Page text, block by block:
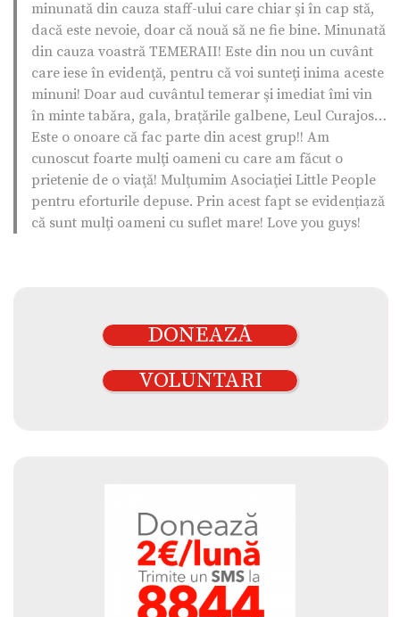
minunată din cauza staff-ului care chiar şi în cap stă,
dacă este nevoie, doar că nouă să ne fie bine. Minunată
din cauza voastră TEMERAII! Este din nou un cuvânt
care iese în evidenţă, pentru că voi sunteţi inima aceste
minuni! Doar aud cuvântul temerar şi imediat îmi vin
în minte tabăra, gala, braţările galbene, Leul Curajos…
Este o onoare că fac parte din acest grup!! Am
cunoscut foarte mulţi oameni cu care am făcut o
prietenie de o viaţă! Mulţumim Asociaţiei Little People
pentru eforturile depuse. Prin acest fapt se evidențiază
că sunt mulţi oameni cu suflet mare! Love you guys!
DONEAZĂ
VOLUNTARI